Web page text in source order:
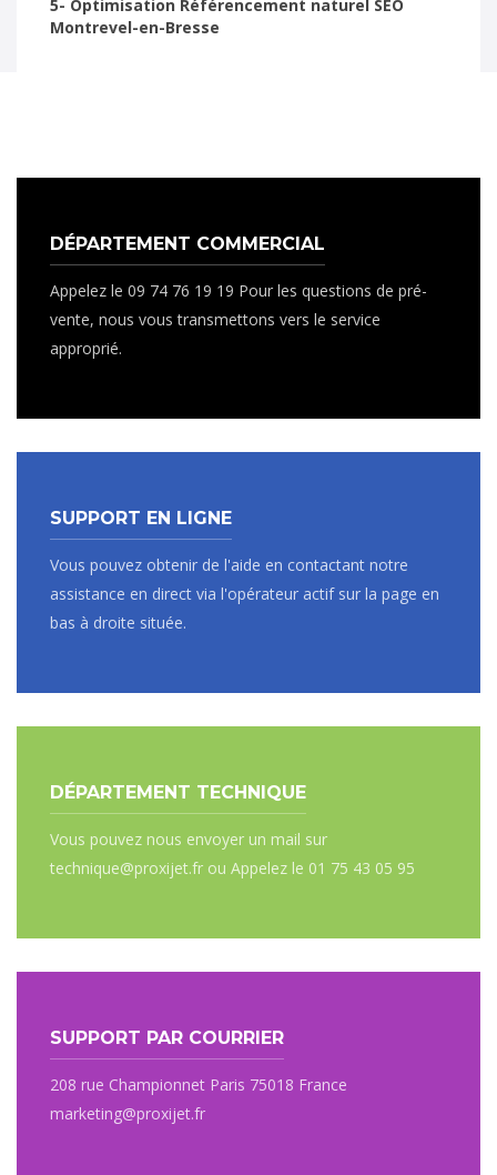
5- Optimisation Référencement naturel SEO
Montrevel-en-Bresse
DÉPARTEMENT COMMERCIAL
Appelez le 09 74 76 19 19 Pour les questions de pré-
vente, nous vous transmettons vers le service
approprié.
SUPPORT EN LIGNE
Vous pouvez obtenir de l'aide en contactant notre
assistance en direct via l'opérateur actif sur la page en
bas à droite située.
DÉPARTEMENT TECHNIQUE
Vous pouvez nous envoyer un mail sur
technique@proxijet.fr ou Appelez le 01 75 43 05 95
SUPPORT PAR COURRIER
208 rue Championnet Paris 75018 France
marketing@proxijet.fr